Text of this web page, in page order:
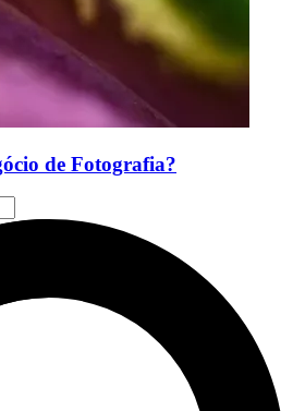
de Fotografia?